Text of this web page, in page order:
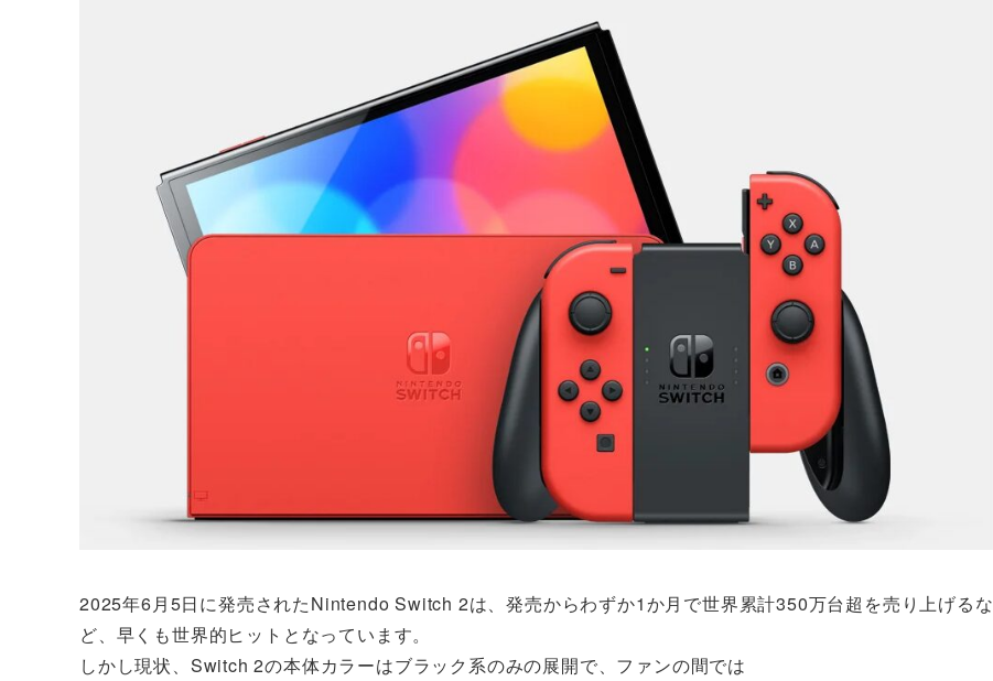
2025年6月5日に発売されたNintendo Switch 2は、発売からわずか1か月で世界累計350万台超を売り上げるな
ど、早くも世界的ヒットとなっています。
しかし現状、Switch 2の本体カラーはブラック系のみの展開で、ファンの間では